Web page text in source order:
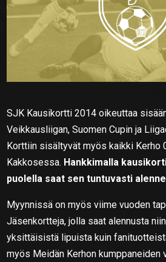
SJK Kausikortti 2014 oikeuttaa
Veikkausliigan, Suomen Cupin ja
Korttiin sisältyvät myös kaikki Kerho
Kakkosessa. Hankkimalla
puolella saat sen tuntuvasti
Myynnissä on myös viime vuoden
Jäsenkortteja, jolla saat alennusta
yksittäisistä lipuista kuin
myös Meidän Kerhon kumppaneiden